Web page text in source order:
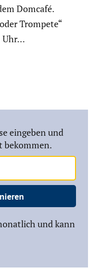
Domcafé.
Trompete“
Uhr…
eingeben und
bekommen.
und kann